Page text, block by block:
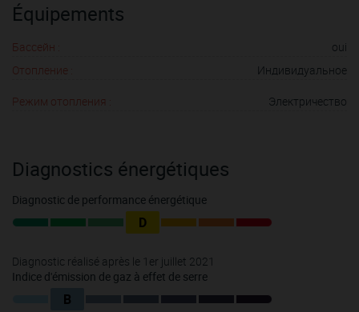
Équipements
Бассейн :
oui
Отопление :
Индивидуальное
Режим отопления : Электричество
Diagnostics énergétiques
Diagnostic de performance énergétique
D
Diagnostic réalisé après le 1er juillet 2021
Indice d'émission de gaz à effet de serre
B